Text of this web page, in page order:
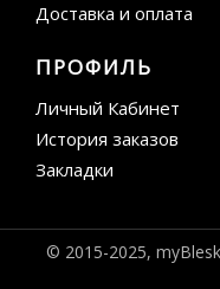
Доставка и оплата
ПРОФИЛЬ
Личный Кабинет
История заказов
Закладки
© 2015-2025,